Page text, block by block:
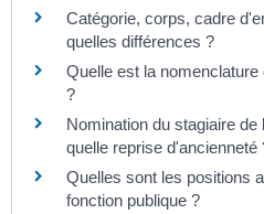
Catégorie, corps, cadre
quelles différences ?
Quelle est la
?
Nomination du stagiaire de
quelle reprise d'ancienneté
Quelles sont les positions
fonction publique ?